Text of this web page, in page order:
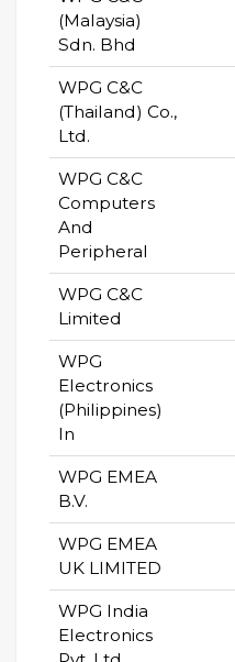
(Malaysia)
Sdn. Bhd
WPG C&C
(Thailand) Co.,
Ltd.
WPG C&C
Computers
And
Peripheral
WPG C&C
Limited
WPG
Electronics
(Philippines)
In
WPG EMEA
B.V.
WPG EMEA
UK LIMITED
WPG India
Electronics